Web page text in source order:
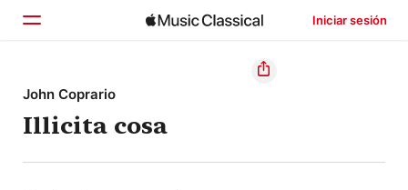
Iniciar sesión
Inicio
Explorar
Buscar
John Coprario
Illicita cosa